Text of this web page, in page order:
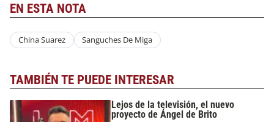
EN ESTA NOTA
China Suarez Sanguches De Miga
TAMBIÉN TE PUEDE INTERESAR
Lejos de la televisión, el nuevo
proyecto de Ángel de Brito